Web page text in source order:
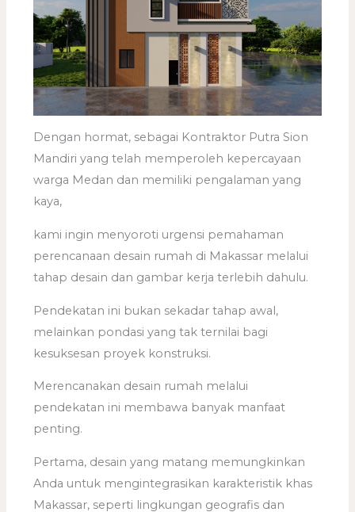
Dengan hormat, sebagai Kontraktor Putra Sion
Mandiri yang telah memperoleh kepercayaan
warga Medan dan memiliki pengalaman yang
kaya,
kami ingin menyoroti urgensi pemahaman
perencanaan desain rumah di Makassar melalui
tahap desain dan gambar kerja terlebih dahulu.
Pendekatan ini bukan sekadar tahap awal,
melainkan pondasi yang tak ternilai bagi
kesuksesan proyek konstruksi.
Merencanakan desain rumah melalui
pendekatan ini membawa banyak manfaat
penting.
Pertama, desain yang matang memungkinkan
Anda untuk mengintegrasikan karakteristik khas
Makassar, seperti lingkungan geografis dan